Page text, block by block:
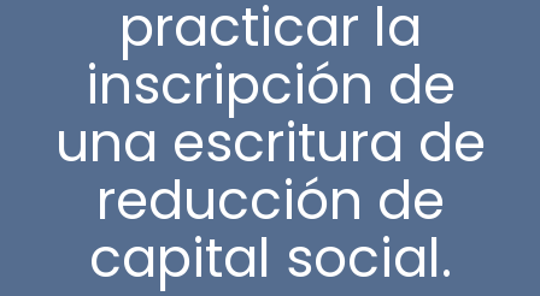
practicar la
inscripción de
una escritura de
reducción de
capital social.